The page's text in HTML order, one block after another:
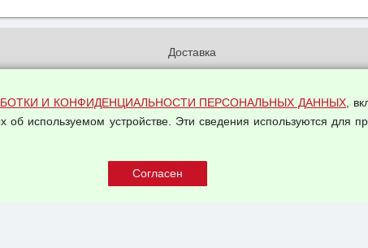
Доставка
Оплата и возвраты
Арендодателям
И КОНФИДЕНЦИАЛЬНОСТИ ПЕРСОНАЛЬНЫХ ДАННЫХ,
используемом устройстве. Эти сведения используются для